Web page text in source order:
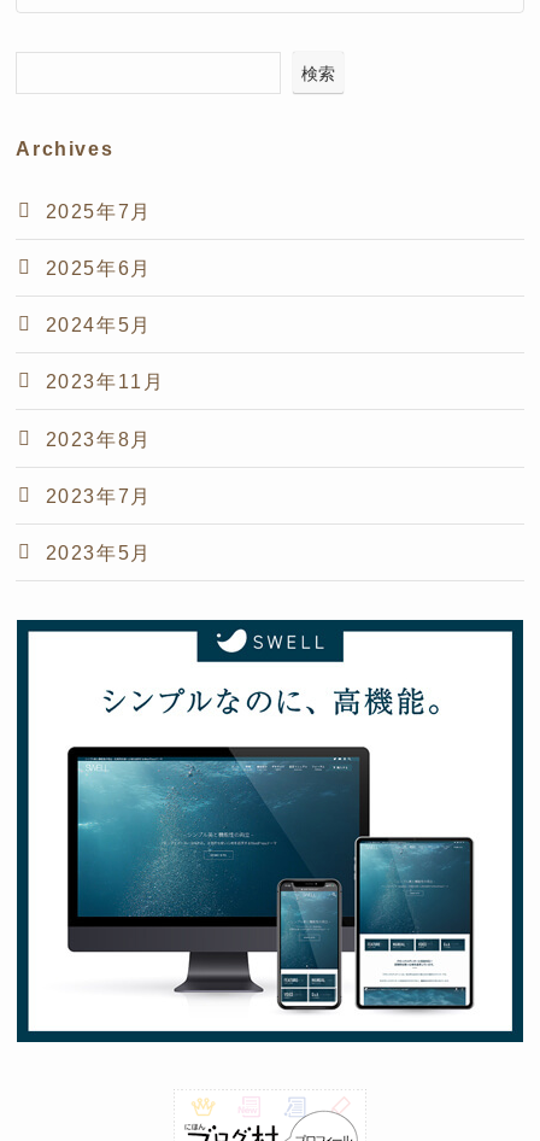
検索
Archives
2025年7月
2025年6月
2024年5月
2023年11月
2023年8月
2023年7月
2023年5月